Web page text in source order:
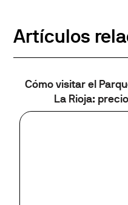
Artículos
Cómo visitar el
La Rioja: